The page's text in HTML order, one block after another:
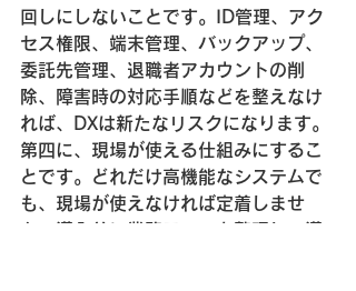
回しにしないことです。ID管理、アク
セス権限、端末管理、バックアップ、
委託先管理、退職者アカウントの削
除、障害時の対応手順などを整えなけ
れば、DXは新たなリスクになります。
第四に、現場が使える仕組みにするこ
とです。どれだけ高機能なシステムで
も、現場が使えなければ定着しませ
ん。導入前に業務フローを整理し、導